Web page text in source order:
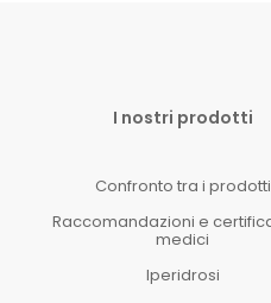
I nostri prodotti
Confronto tra i prodotti
Raccomandazioni e
medici
Iperidrosi